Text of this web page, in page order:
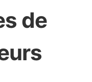
de